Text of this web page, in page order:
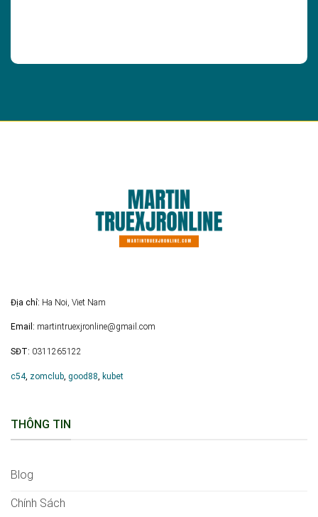
Địa chỉ: Ha Noi, Viet Nam
Email: martintruexjronline@gmail.com
SĐT: 0311265122
c54, zomclub good88 kubet
THÔNG TIN
Blog
Chính Sách